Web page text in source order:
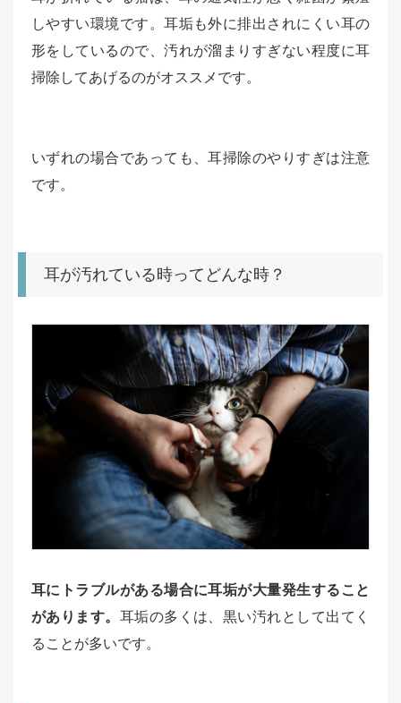
しやすい環境です。耳垢も外に排出されにくい耳の
形をしているので、汚れが溜まりすぎない程度に耳
掃除してあげるのがオススメです。
いずれの場合であっても、耳掃除のやりすぎは注意
です。
耳が汚れている時ってどんな時？
耳にトラブルがある場合に耳垢が大量発生すること
があります。 耳垢の多くは、黒い汚れとして出てく
ることが多いです。